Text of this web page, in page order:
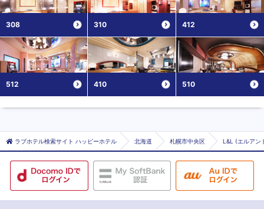
308 310 412
512 410 510
ラブホテル検索サイト ハッピーホテル 北海道 札幌市中央区 L&L (エルアン